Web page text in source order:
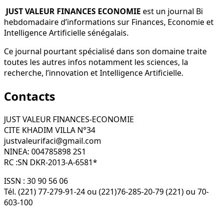
JUST VALEUR FINANCES ECONOMIE est un journal Bi
hebdomadaire d’informations sur Finances, Economie et
Intelligence Artificielle sénégalais.
Ce journal pourtant spécialisé dans son domaine traite
toutes les autres infos notamment les sciences, la
recherche, l’innovation et Intelligence Artificielle.
Contacts
JUST VALEUR FINANCES-ECONOMIE
CITE KHADIM VILLA N°34
justvaleurifaci@gmail.com
NINEA: 004785898 2S1
RC :SN DKR-2013-A-6581*
ISSN : 30 90 56 06
Tél. (221) 77-279-91-24 ou (221)76-285-20-79 (221) ou 70-
603-100